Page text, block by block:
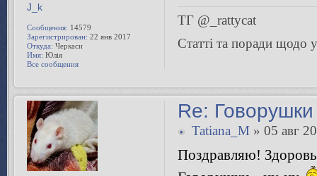
ТГ @_rattycat
Статті та поради щодо
J_k
Сообщения: 14579
Зарегистрирован: 22 янв 2017
Откуда: Черкаси
Имя: Юлія
Все сообщения
Re:
Tatiana_M» 05 авг
Поздравляю!